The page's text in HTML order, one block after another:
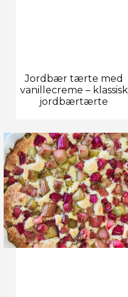
Jordbær tærte med
vanillecreme – klassisk
jordbærtærte